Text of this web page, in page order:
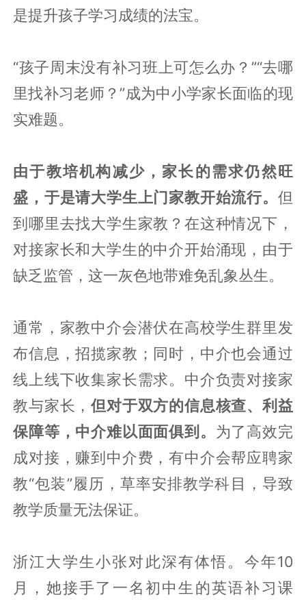
是提升孩子学习成绩的法宝。
“孩子周末没有补习班上可怎么办？”“去哪
里找补习老师？”成为中小学家长面临的现
实难题。
由于教培机构减少，家长的需求仍然旺
盛，于是请大学生上门家教开始流行。 但
到哪里去找大学生家教？在这种情况下，
对接家长和大学生的中介开始涌现，由于
缺乏监管，这一灰色地带难免乱象丛生。
通常，家教中介会潜伏在高校学生群里发
布信息，招揽家教；同时，中介也会通过
线上线下收集家长需求。中介负责对接家
教与家长，但对于双方的信息核查、利益
保障等，中介难以面面俱到。 为了高效完
成对接，赚到中介费，有中介会帮应聘家
教“包装”履历，草率安排教学科目，导致
教学质量无法保证。
浙江大学生小张对此深有体悟。今年10
月，她接手了一名初中生的英语补习课